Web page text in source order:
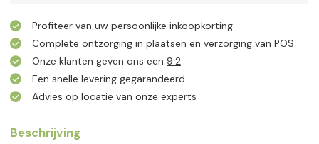
Profiteer van uw persoonlijke inkoopkorting
Complete ontzorging in plaatsen en verzorging van POS
Onze klanten geven ons een 9.2
Een snelle levering gegarandeerd
Advies op locatie van onze experts
Beschrijving